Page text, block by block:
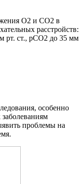
О2 и СО2 в
расстройств:
рт. ст., рСО2 до 35 мм
особенно
заболеваниям
проблемы на